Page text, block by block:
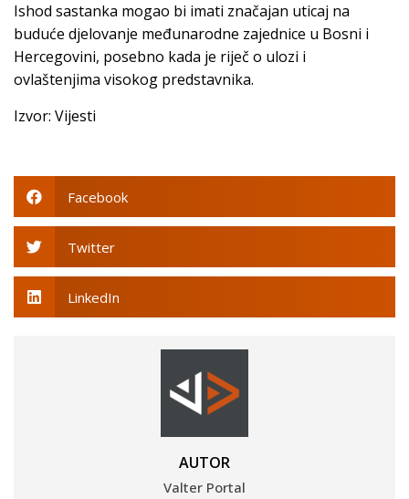
Ishod sastanka mogao bi imati značajan uticaj na
buduće djelovanje međunarodne zajednice u Bosni i
Hercegovini, posebno kada je riječ o ulozi i
ovlaštenjima visokog predstavnika.
Izvor: Vijesti
Facebook
Twitter
LinkedIn
AUTOR
Valter Portal